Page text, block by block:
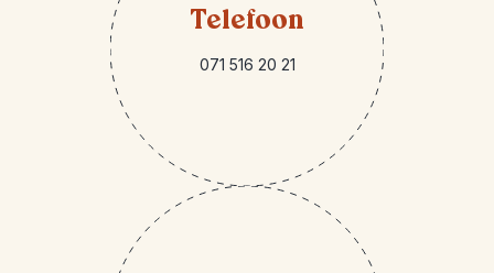
Telefoon
071 516 20 21